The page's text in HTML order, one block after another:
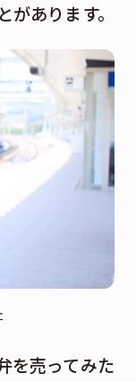
あります。
を売ってみた